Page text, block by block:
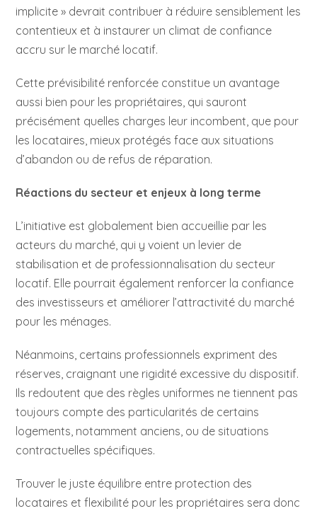
implicite » devrait contribuer à réduire sensiblement les
contentieux et à instaurer un climat de confiance
accru sur le marché locatif.
Cette prévisibilité renforcée constitue un avantage
aussi bien pour les propriétaires, qui sauront
précisément quelles charges leur incombent, que pour
les locataires, mieux protégés face aux situations
d’abandon ou de refus de réparation.
Réactions du secteur et enjeux à long terme
L’initiative est globalement bien accueillie par les
acteurs du marché, qui y voient un levier de
stabilisation et de professionnalisation du secteur
locatif. Elle pourrait également renforcer la confiance
des investisseurs et améliorer l’attractivité du marché
pour les ménages.
Néanmoins, certains professionnels expriment des
réserves, craignant une rigidité excessive du dispositif.
Ils redoutent que des règles uniformes ne tiennent pas
toujours compte des particularités de certains
logements, notamment anciens, ou de situations
contractuelles spécifiques.
Trouver le juste équilibre entre protection des
locataires et flexibilité pour les propriétaires sera donc